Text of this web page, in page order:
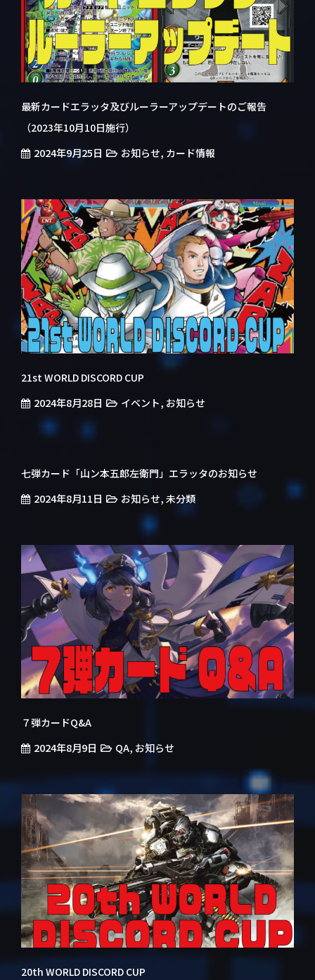
最新カードエラッタ及びルーラーアップデートのご報告
（2023年10月10日施行）
2024年9月25日 お知らせ, カード情報
21st WORLD DISCORD CUP
2024年8月28日 イベント, お知らせ
七弾カード「山ン本五郎左衛門」エラッタのお知らせ
2024年8月11日 お知らせ, 未分類
７弾カードQ&A
2024年8月9日 QA, お知らせ
20th WORLD DISCORD CUP